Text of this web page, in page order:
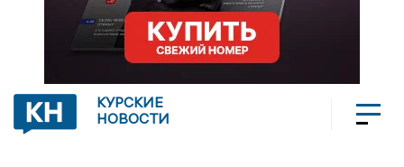
КУРСКИЕ
НОВОСТИ